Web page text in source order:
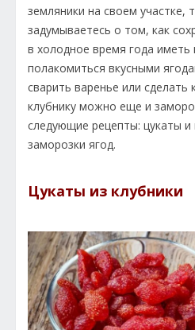
земляники на своем участке,
задумываетесь о том, как
в холодное время года
полакомиться вкусными
сварить варенье или
клубнику можно еще и
следующие рецепты: цукаты и
заморозки ягод.
Цукаты из клубники